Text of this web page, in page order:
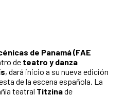
de Panamá (FAE
de teatro y danza
, dará inicio a su nueva edición
de la escena española. La
teatral Titzinade